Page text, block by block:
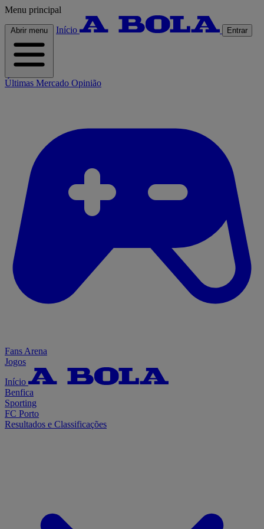
Menu principal
Abrir menu Início Entrar
Últimas Mercado Opinião
Fans Arena
Jogos
Início
Benfica
Sporting
FC Porto
Resultados e Classificações